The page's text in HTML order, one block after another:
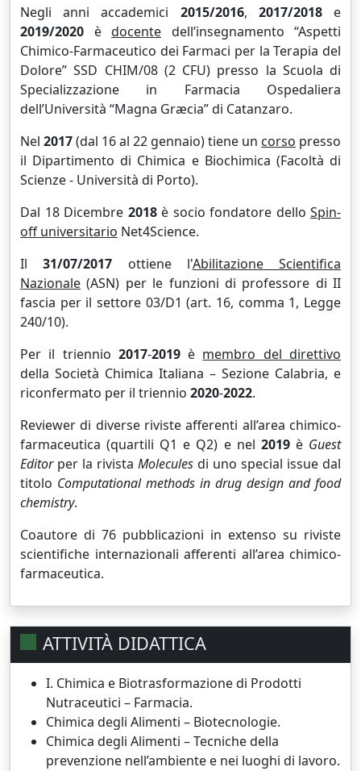
Negli anni accademici 2015/2016, 2017/2018 e
2019/2020 è docente dell’insegnamento “Aspetti
Chimico-Farmaceutico dei Farmaci per la Terapia del
Dolore” SSD CHIM/08 (2 CFU) presso la Scuola di
Specializzazione in Farmacia Ospedaliera
dell’Università “Magna Græcia” di Catanzaro.
Nel 2017(dal 16 al 22 gennaio) tiene un corso presso
il Dipartimento di Chimica e Biochimica (Facoltà di
Scienze - Università di Porto).
Dal 18 Dicembre 2018è socio fondatore dello Spin-
off universitario Net4Science.
Il31/07/2017 ottiene l'Abilitazione Scientifica
Nazionale (ASN) per le funzioni di professore di II
fascia per il settore 03/D1 (art. 16, comma 1, Legge
240/10).
Per il triennio 2017-2019 è membro del direttivo
della Società Chimica Italiana – Sezione Calabria, e
riconfermato per il triennio 2020-2022.
Reviewer di diverse riviste afferenti all’area chimico-
farmaceutica (quartili Q1 e Q2) e nel 2019è Guest
Editorper la rivista Molecules di uno special issue dal
titolo Computational methods in drug design and food
chemistry.
Coautore di 76 pubblicazioni in extenso su riviste
scientifiche internazionali afferenti all’area chimico-
farmaceutica.
ATTIVITÀ DIDATTICA
I. Chimica e Biotrasformazione di Prodotti
Nutraceutici – Farmacia.
Chimica degli Alimenti – Biotecnologie.
Chimica degli Alimenti – Tecniche della
prevenzione nell’ambiente e nei luoghi di lavoro.